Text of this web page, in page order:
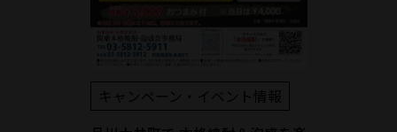
キャンペーン・イベント情報